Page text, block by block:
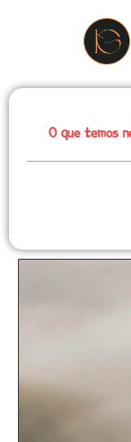
O que temos